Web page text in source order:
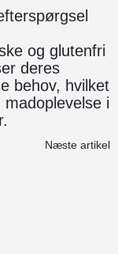
og glutenfri
deres
behov, hvilket
i
Næste artikel